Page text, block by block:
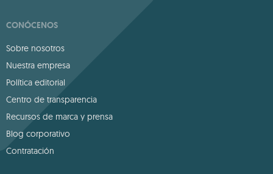
CONÓCENOS
Sobre nosotros
Nuestra empresa
Política editorial
Centro de transparencia
Recursos de marca y prensa
Blog corporativo
Contratación